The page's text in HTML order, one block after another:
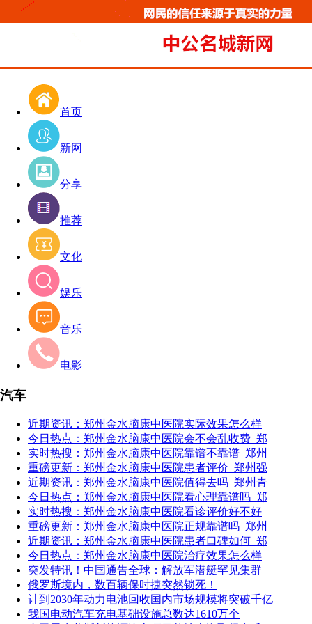
首页
新网
分享
推荐
文化
娱乐
音乐
电影
汽车
近期资讯：郑州金水脑康中医院实际效果怎么样
今日热点：郑州金水脑康中医院会不会乱收费_郑
实时热搜：郑州金水脑康中医院靠谱不靠谱_郑州
重磅更新：郑州金水脑康中医院患者评价_郑州强
近期资讯：郑州金水脑康中医院值得去吗_郑州青
今日热点：郑州金水脑康中医院看心理靠谱吗_郑
实时热搜：郑州金水脑康中医院看诊评价好不好
重磅更新：郑州金水脑康中医院正规靠谱吗_郑州
近期资讯：郑州金水脑康中医院患者口碑如何_郑
今日热点：郑州金水脑康中医院治疗效果怎么样
突发特讯！中国通告全球：解放军潜艇罕见集群
俄罗斯境内，数百辆保时捷突然锁死！
计到2030年动力电池回收国内市场规模将突破千亿
我国电动汽车充电基础设施总数达1610万个